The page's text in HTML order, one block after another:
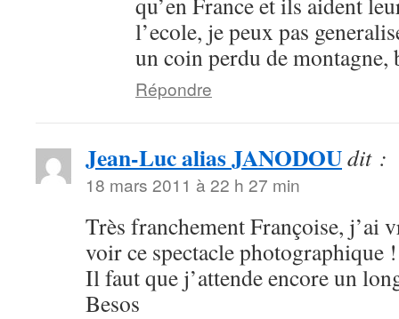
l’ecole, je peux pas
un coin perdu de montagne,
Répondre
Jean-Luc alias JANODOUdit :
18 mars 2011 à 22 h 27 min
Très franchement Françoise, j’ai
voir ce spectacle photographique !
Il faut que j’attende encore un
Besos